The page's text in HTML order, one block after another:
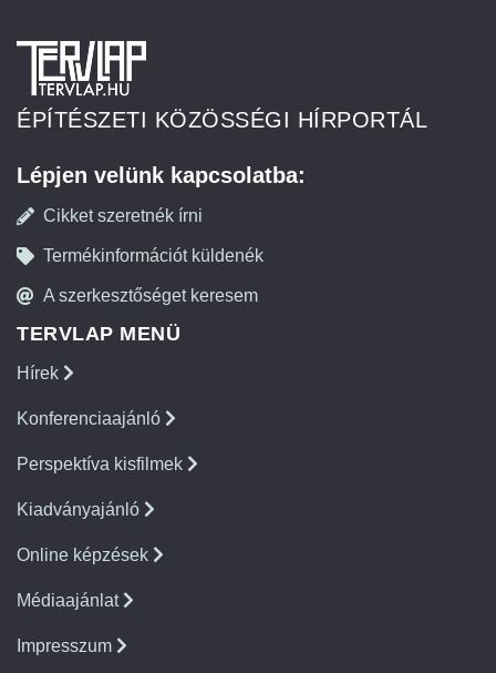
ÉPÍTÉSZETI KÖZÖSSÉGI HÍRPORTÁL
Lépjen velünk kapcsolatba:
Cikket szeretnék írni
Termékinformációt küldenék
A szerkesztőséget keresem
TERVLAP MENÜ
Hírek
Konferenciaajánló
Perspektíva kisfilmek
Kiadványajánló
Online képzések
Médiaajánlat
Impresszum